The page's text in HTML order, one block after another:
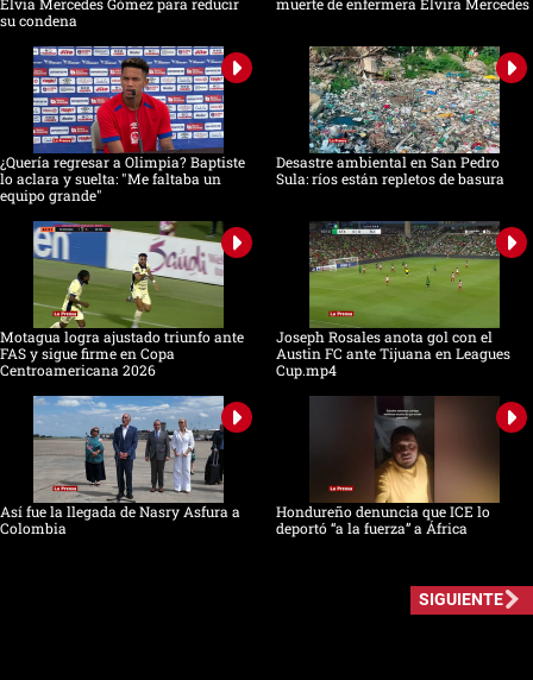
Elvia Mercedes Gómez para reducir
su condena
muerte de enfermera Elvira Mercedes
¿Quería regresar a Olimpia? Baptiste
lo aclara y suelta: "Me faltaba un
equipo grande"
Desastre ambiental en San Pedro
Sula: ríos están repletos de basura
Motagua logra ajustado triunfo ante
FAS y sigue firme en Copa
Centroamericana 2026
Joseph Rosales anota gol con el
Austin FC ante Tijuana en Leagues
Cup.mp4
Así fue la llegada de Nasry Asfura a
Colombia
Hondureño denuncia que ICE lo
deportó “a la fuerza” a África
SIGUIENTE